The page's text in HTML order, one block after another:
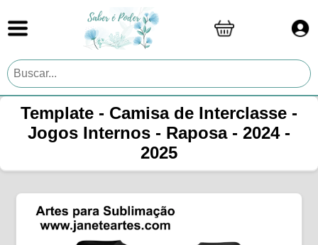
Template - Camisa de Interclasse -
Jogos Internos - Raposa - 2024 -
2025